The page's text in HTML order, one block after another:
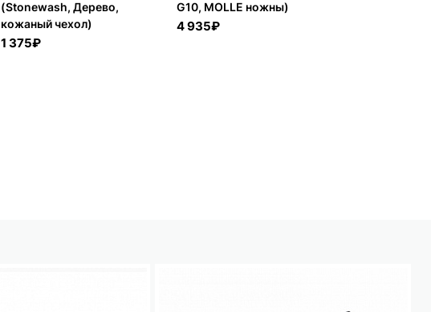
(Stonewash, Дерево,
кожаный чехол)
1 375₽
G10, MOLLE ножны)
4 935₽